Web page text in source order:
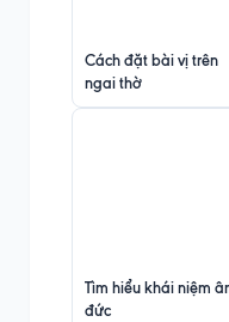
Cách đặt bài vị trên
ngai thờ
Tìm hiểu khái niệm
đức